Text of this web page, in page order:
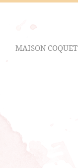
MAISON COQUET